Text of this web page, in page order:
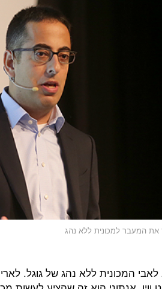
את המעבר למכונית ללא נהג
לאבי המכונית ללא נהג של גוגל.